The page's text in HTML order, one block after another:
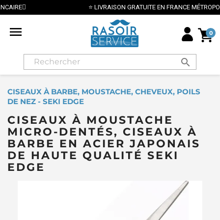
⭐ LIVRAISON GRATUITE EN FRANCE MÉTROPOLITAINE DÈS 70€ ⭐
 0
search
CISEAUX À BARBE, MOUSTACHE, CHEVEUX, POILS
DE NEZ - SEKI EDGE
CISEAUX À MOUSTACHE
MICRO-DENTÉS, CISEAUX À
BARBE EN ACIER JAPONAIS
DE HAUTE QUALITÉ SEKI
EDGE